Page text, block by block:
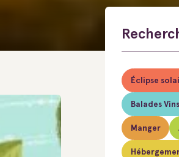
Éclipse
Balades
Manger